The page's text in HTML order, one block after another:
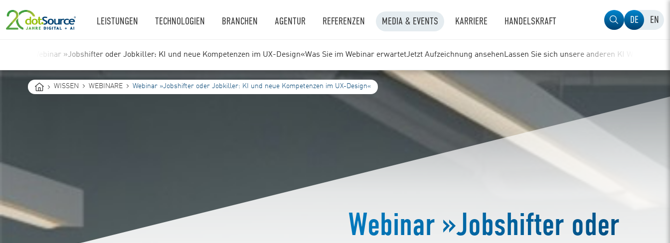
LEISTUNGEN TECHNOLOGIEN BRANCHEN AGENTUR REFERENZEN MEDIA & EVENTS KARRIERE HANDELSKRAFT DE EN
are
WISSEN WEBINARE Webinar »Jobshifter oder Jobkiller: KI und neue Kompetenzen im UX-Design«
Webinar »Jobshifter oder
Webinar »Jobshifter oder Jobkiller: KI und neue Kompetenzen im UX-Design«Was Sie im Webinar erwartetJetzt Aufzeichnung ansehenLassen Sie sich unsere anderen KI Webinare